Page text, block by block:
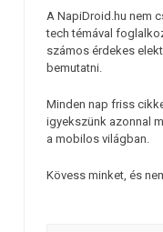
A NapiDroid.hu nem
tech témával
számos érdekes
bemutatni.
Minden nap friss
igyekszünk azonnal
a mobilos világban.
Kövess minket, és